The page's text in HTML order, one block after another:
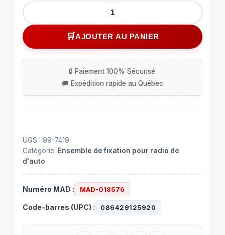
quantité
de
Ensemble
de
de
radio
de
Nissan
Altama
AJOUTER AU PANIER
UGS : 99-7419
Catégorie: Ensemble de fixation pour radio de
d'auto
Numéro MAD : MAD-018576
Code-barres (UPC) : 086429125920